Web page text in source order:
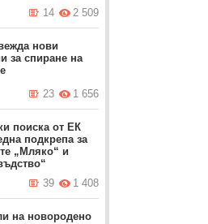
2 509
14
нови
за спиране на
1 656
23
поиска от ЕК
подкрепа за
„Мляко“ и
1 408
39
на новородено